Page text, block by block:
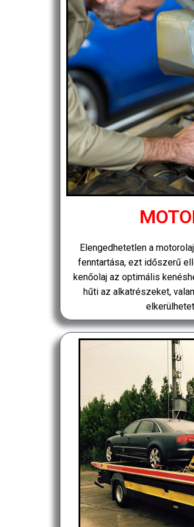
Elengedhetetlen a
fenntartása, ezt időszerű
kenőolaj az optimális
hűti az alkatrészeket,